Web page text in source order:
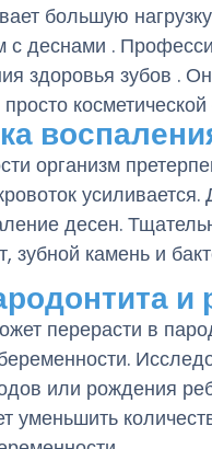
большую
с деснами .
здоровья зубов .
организм
десен.
зубной камень и
и
перерасти в
или рождения
уменьшить